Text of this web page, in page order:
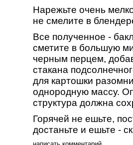
Нарежьте очень
не смелите в
Все полученное -
сметите в большую
черным перцем,
стакана
для картошки
однородную массу.
структура должна
Горячей не ешьте,
достаньте и ешьте -